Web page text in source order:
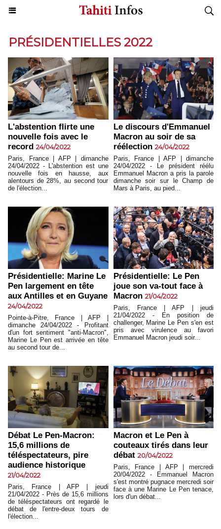
PRÉSIDENTIELLES 2022
L'abstention flirte une
nouvelle fois avec le
record 24/04/2022
Paris, France | AFP | dimanche
24/04/2022 - L'abstention est une
nouvelle fois en hausse, aux
alentours de 28%, au second tour
de l'élection...
Le discours d'Emmanuel
Macron au soir de sa
réélection 24/04/2022
Paris, France | AFP | dimanche
24/04/2022 - Le président réélu
Emmanuel Macron a pris la parole
dimanche soir sur le Champ de
Mars à Paris, au pied...
Présidentielle: Marine Le
Pen largement en tête
aux Antilles et en Guyane
24/04/2022
Pointe-à-Pitre, France | AFP |
dimanche 24/04/2022 - Profitant
d'un fort sentiment "anti-Macron",
Marine Le Pen est arrivée en tête
au second tour de...
Présidentielle: Le Pen
joue son va-tout face à
Macron 21/04/2022
Paris, France | AFP | jeudi
21/04/2022 - En position de
challenger, Marine Le Pen s'en est
pris avec virulence au favori
Emmanuel Macron jeudi soir...
Débat Le Pen-Macron:
15,6 millions de
téléspectateurs, pire
audience historique
21/04/2022
Paris, France | AFP | jeudi
21/04/2022 - Près de 15,6 millions
de téléspectateurs ont regardé le
débat de l'entre-deux tours de
l'élection...
Macron et Le Pen à
couteaux tirés dans leur
débat 20/04/2022
Paris, France | AFP | mercredi
20/04/2022 - Emmanuel Macron
s'est montré pugnace mercredi soir
face à une Marine Le Pen tenace,
lors d'un débat...